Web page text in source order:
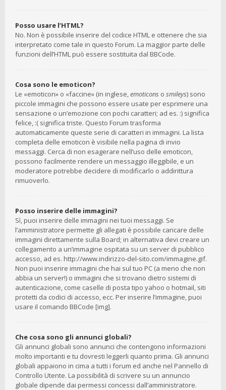
Posso usare l’HTML?
No. Non è possibile inserire del codice HTML e ottenere che sia
interpretato come tale in questo Forum. La maggior parte delle
funzioni dell’HTML può essere sostituita dal BBCode.
Cosa sono le emoticon?
Le «emoticon» o «faccine» (in inglese,emoticons o smileys) sono
piccole immagini che possono essere usate per esprimere una
sensazione o un’emozione con pochi caratteri; ad es. :) significa
felice, :( significa triste. Questo Forum trasforma
automaticamente queste serie di caratteri in immagini. La lista
completa delle emoticon è visibile nella pagina di invio
messaggi. Cerca di non esagerare nell’uso delle emoticon,
possono facilmente rendere un messaggio illeggibile, e un
moderatore potrebbe decidere di modificarlo o addirittura
rimuoverlo.
Posso inserire delle immagini?
Sì, puoi inserire delle immagini nei tuoi messaggi. Se
l’amministratore permette gli allegati è possibile caricare delle
immagini direttamente sulla Board; in alternativa devi creare un
collegamento a un’immagine ospitata su un server di pubblico
accesso, ad es. http://www.indirizzo-del-sito.com/immagine.gif.
Non puoi inserire immagini che hai sul tuo PC (a meno che non
abbia un server!) o immagini che si trovano dietro sistemi di
autenticazione, come caselle di posta tipo yahoo o hotmail, siti
protetti da codici di accesso, ecc. Per inserire l’immagine, puoi
usare il comando BBCode [img].
Che cosa sono gli annunci globali?
Gli annunci globali sono annunci che contengono informazioni
molto importanti e tu dovresti leggerli quanto prima. Gli annunci
globali appaiono in cima a tutti i forum ed anche nel Pannello di
Controllo Utente. La possibilità di scrivere su un annuncio
globale dipende dai permessi concessi dall’amministratore.